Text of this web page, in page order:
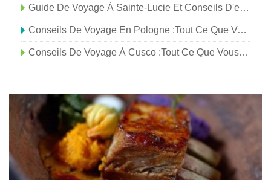
Guide De Voyage À Sainte-Lucie Et Conseils D'emballage :tout Ce Que Vous Devez Savoir
Conseils De Voyage En Pologne :tout Ce Que Vous Devez Savoir
Conseils De Voyage À Cusco :tout Ce Que Vous Devez Savoir